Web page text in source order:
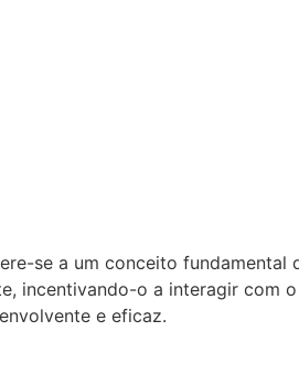
se a um conceito
incentivando-o a interagir com
e eficaz.